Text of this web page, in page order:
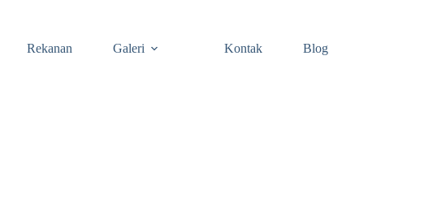
Rekanan Galeri Kontak Blog